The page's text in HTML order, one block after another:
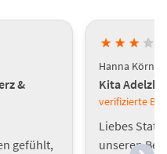
&
gefühlt,
★ ★ ★ ★
Hanna Körner
Kita
verifizierte
Liebes
unseren